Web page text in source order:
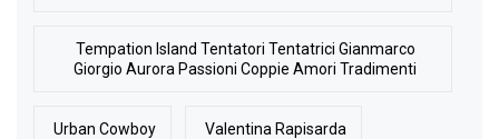
Tempation Island Tentatori Tentatrici Gianmarco
Giorgio Aurora Passioni Coppie Amori Tradimenti
Urban Cowboy Valentina Rapisarda